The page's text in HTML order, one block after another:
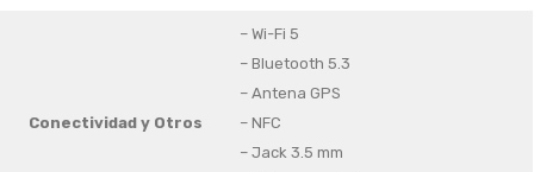
Conectividad y Otros
– Wi-Fi 5
– Bluetooth 5.3
– Antena GPS
– NFC
– Jack 3.5 mm